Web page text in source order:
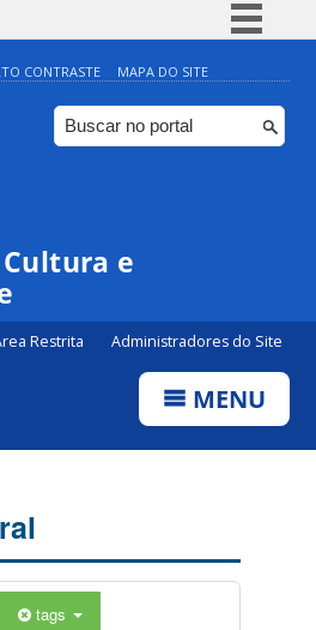
Simplifique!
Comunica BR
Participe
CONTRASTE MAPA DO SITE
e
Restrita Administradores do Site
MENU
tags